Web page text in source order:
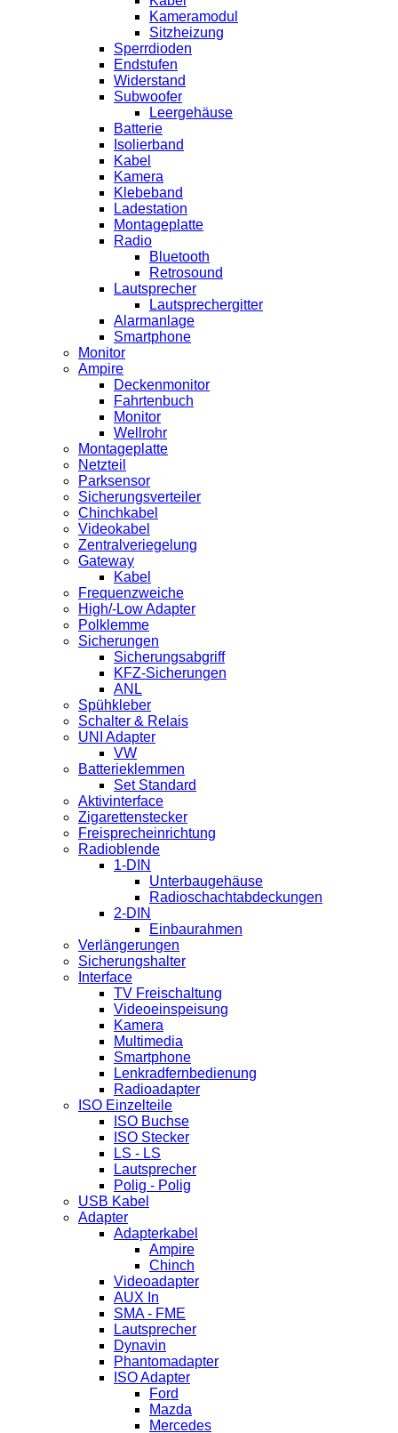
Kameramodul
Sitzheizung
Sperrdioden
Endstufen
Widerstand
Subwoofer
Leergehäuse
Batterie
Isolierband
Kabel
Kamera
Klebeband
Ladestation
Montageplatte
Radio
Bluetooth
Retrosound
Lautsprecher
Lautsprechergitter
Alarmanlage
Smartphone
Monitor
Ampire
Deckenmonitor
Fahrtenbuch
Monitor
Wellrohr
Montageplatte
Netzteil
Parksensor
Sicherungsverteiler
Chinchkabel
Videokabel
Zentralveriegelung
Gateway
Kabel
Frequenzweiche
High/-Low Adapter
Polklemme
Sicherungen
Sicherungsabgriff
KFZ-Sicherungen
ANL
Spühkleber
Schalter & Relais
UNI Adapter
VW
Batterieklemmen
Set Standard
Aktivinterface
Zigarettenstecker
Freisprecheinrichtung
Radioblende
1-DIN
Unterbaugehäuse
Radioschachtabdeckungen
2-DIN
Einbaurahmen
Verlängerungen
Sicherungshalter
Interface
TV Freischaltung
Videoeinspeisung
Kamera
Multimedia
Smartphone
Lenkradfernbedienung
Radioadapter
ISO Einzelteile
ISO Buchse
ISO Stecker
LS - LS
Lautsprecher
Polig - Polig
USB Kabel
Adapter
Adapterkabel
Ampire
Chinch
Videoadapter
AUX In
SMA - FME
Lautsprecher
Dynavin
Phantomadapter
ISO Adapter
Ford
Mazda
Mercedes